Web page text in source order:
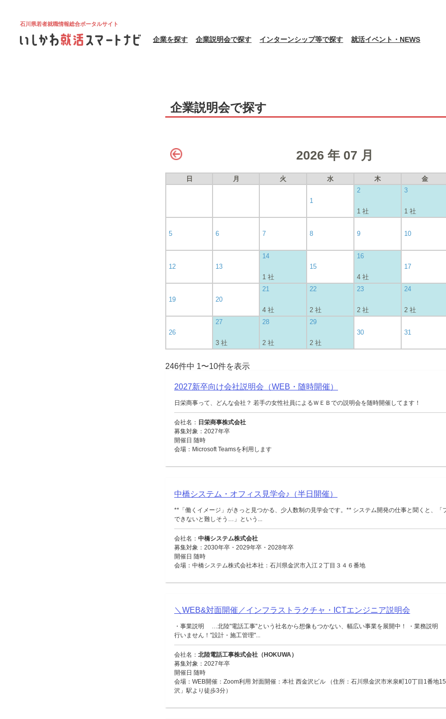
石川県若者就職情報総合ポータルサイト
企業を探す 企業説明会で探す インターンシップ等で探す 就活イベント・NEWS
企業説明会で探す
2026 年 07 月
日 月 火 水 木 金
1
2
1 社
3
1 社
5 6 7 8 9 10
12 13
14
1 社
15
16
4 社
17
19 20
21
4 社
22
2 社
23
2 社
24
2 社
26
27
3 社
28
2 社
29
2 社
30 31
246件中 1〜10件を表示
2027新卒向け会社説明会（WEB・随時開催）
日栄商事って、どんな会社？ 若手の女性社員によるＷＥＢでの説明会を随時開催してます！
会社名： 日栄商事株式会社
募集対象：2027年卒
開催日 随時
会場：Microsoft Teamsを利用します
中橋システム・オフィス見学会♪（半日開催）
**「働くイメージ」がきっと見つかる、少人数制の見学会です。** システム開発の仕事と聞くと、「
できないと難しそう…」という...
会社名： 中橋システム株式会社
募集対象：2030年卒・2029年卒・2028年卒
開催日 随時
会場：中橋システム株式会社本社：石川県金沢市入江２丁目３４６番地
＼WEB&対面開催／インフラストラクチャ・ICTエンジニア説明会
・事業説明 …北陸"電話工事"という社名から想像もつかない、幅広い事業を展開中！ ・業務説
行いません！"設計・施工管理"...
会社名： 北陸電話工事株式会社（HOKUWA）
募集対象：2027年卒
開催日 随時
会場：WEB開催：Zoom利用 対面開催：本社 西金沢ビル （住所：石川県金沢市米泉町10丁目1番
沢」駅より徒歩3分）